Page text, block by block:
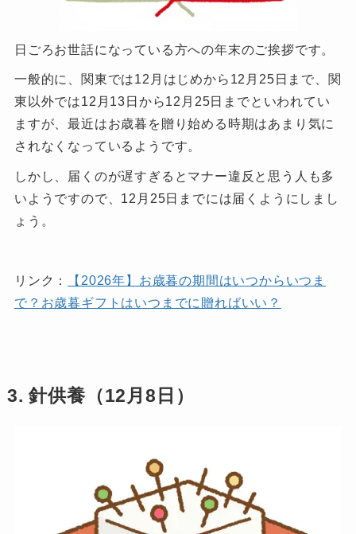
日ごろお世話になっている方への年末のご挨拶です。
一般的に、関東では12月はじめから12月25日まで、関
東以外では12月13日から12月25日までといわれてい
ますが、最近はお歳暮を贈り始める時期はあまり気に
されなくなっているようです。
しかし、届くのが遅すぎるとマナー違反と思う人も多
いようですので、12月25日までには届くようにしまし
ょう。
リンク：
【2026年】お歳暮の期間はいつからいつま
で？お歳暮ギフトはいつまでに贈ればいい？
3. 針供養（12月8日）